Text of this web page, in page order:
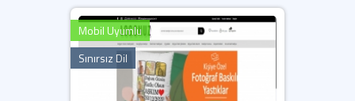
Yazılımımız en düşük 5.6 PHP sürümü ile çalışmaktadır.
Sunucunuzda güncel IONCUBE yüklü olmalıdır.
İletişim formları, SMTP bilgilerini girmediğiniz taktirde
çalışmaz.
Mobil Uyumlu
Sınırsız Dil